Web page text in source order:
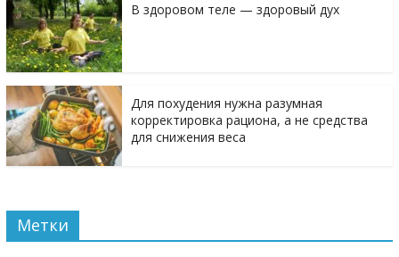
В здоровом теле — здоровый дух
Для похудения нужна разумная
корректировка рациона, а не средства
для снижения веса
Метки